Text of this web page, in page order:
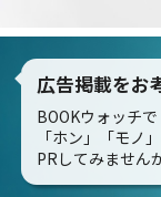
広告掲載をお
BOOKウォッチで
「ホン」「モノ
PRしてみません